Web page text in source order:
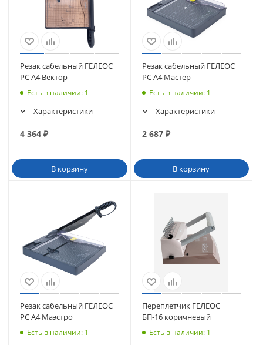
Резак сабельный ГЕЛЕОС
РС А4 Вектор
Есть в наличии: 1
Характеристики
4 364 ₽
В корзину
Резак сабельный ГЕЛЕОС
РС A4 Мастер
Есть в наличии: 1
Характеристики
2 687₽
В корзину
Резак сабельный ГЕЛЕОС
РС A4 Маэстро
Есть в наличии: 1
Переплетчик ГЕЛЕОС
БП-16 коричневый
Есть в наличии: 1